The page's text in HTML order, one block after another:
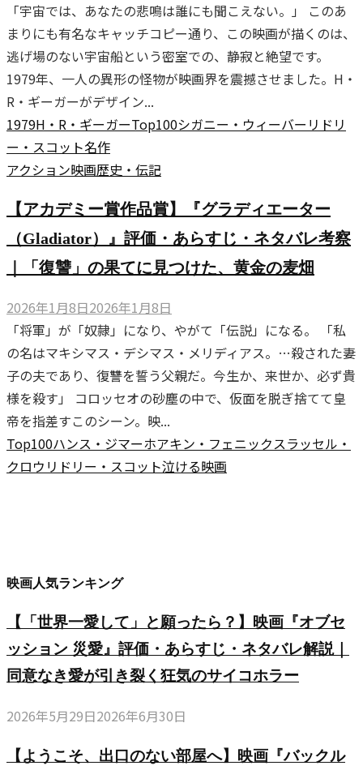
「宇宙では、あなたの悲鳴は誰にも聞こえない。」 このあ
まりにも有名なキャッチコピー通り、この映画が描くのは、
逃げ場のない宇宙船という密室での、静寂と絶望です。
1979年、一人の異形の怪物が映画界を震撼させました。H・
R・ギーガーがデザイン...
1979H・R・ギーガーTop100シガニー・ウィーバー リドリ
ー・スコット名作
アクション映画歴史・伝記
【アカデミー賞作品賞】『グラディエーター
（Gladiator）』評価・あらすじ・ネタバレ考察
｜「復讐」の果てに見つけた、黄金の麦畑
2026年1月8日2026年1月8日
「将軍」が「奴隷」になり、やがて「伝説」になる。 「私
の名はマキシマス・デシマス・メリディアス。…殺された妻
子の夫であり、復讐を誓う父親だ。今生か、来世か、必ず貴
様を殺す」 コロッセオの砂塵の中で、仮面を脱ぎ捨てて皇
帝を指差すこのシーン。映...
Top100ハンス・ジマーホアキン・フェニックスラッセル・
クロウ リドリー・スコット泣ける映画
映画人気ランキング
【「世界一愛して」と願ったら？】映画『オブセ
ッション 災愛』評価・あらすじ・ネタバレ解説｜
同意なき愛が引き裂く狂気のサイコホラー
2026年5月29日2026年6月30日
【ようこそ、出口のない部屋へ】映画『バックル